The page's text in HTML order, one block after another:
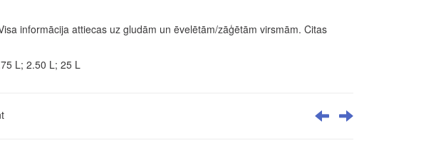
informācija attiecas uz gludām un ēvelētām/zāģētām virsmām. Citas
L; 2.50 L; 25 L